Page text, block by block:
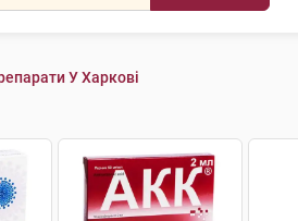
У Харкові